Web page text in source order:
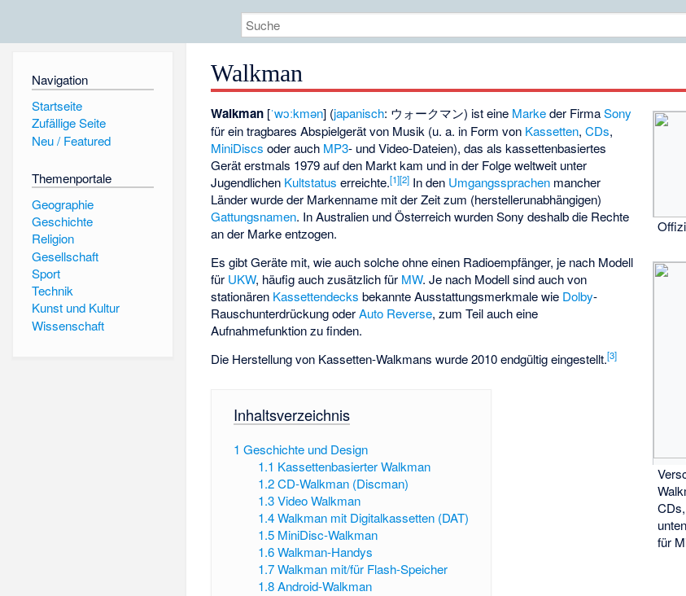
Navigation
Startseite
Zufällige Seite
Neu / Featured
Themenportale
Geographie
Geschichte
Religion
Gesellschaft
Sport
Technik
Kunst und Kultur
Wissenschaft
Walkman
für
Walkman [ˈwɔːkmən] (japanisch: ウォークマン) ist eine Markeder FirmaSony
für ein tragbares Abspielgerät von Musik (u. a. in Form von Kassetten,CDs,
MiniDiscs oder auch MP3- und Video-Dateien), das als kassettenbasiertes
Gerät erstmals 1979 auf den Markt kam und in der Folge weltweit unter
Jugendlichen Kultstatus erreichte.[1][2] In den Umgangssprachen mancher
Länder wurde der Markenname mit der Zeit zum (herstellerunabhängigen)
Gattungsnamen. In Australien und Österreich wurden Sony deshalb die Rechte
an der Marke entzogen.
Es gibt Geräte mit, wie auch solche ohne einen Radioempfänger, je nach Modell
für UKW, häufig auch zusätzlich für MW. Je nach Modell sind auch von
stationären Kassettendecks bekannte Ausstattungsmerkmale wie Dolby-
Rauschunterdrückung oderAuto Reverse, zum Teil auch eine
Aufnahmefunktion zu finden.
Die Herstellung von Kassetten-Walkmans wurde 2010 endgültig eingestellt.[3]
Inhaltsverzeichnis
1 Geschichte und Design
1.1 Kassettenbasierter Walkman
1.2 CD-Walkman (Discman)
1.3 Video Walkman
1.4 Walkman mit Digitalkassetten (DAT)
1.5 MiniDisc-Walkman
1.6 Walkman-Handys
1.7 Walkman mit/für Flash-Speicher
1.8 Android-Walkman